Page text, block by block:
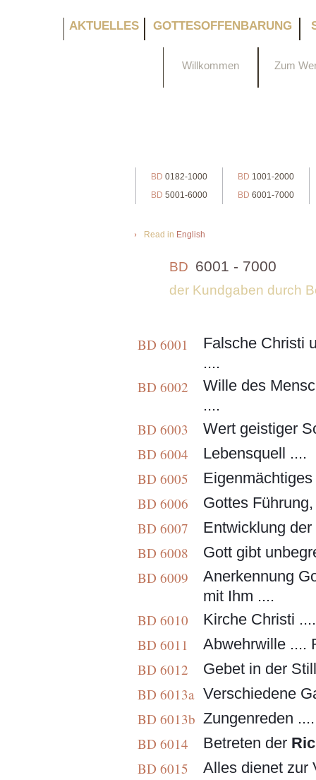
AKTUELLES GOTTESOFFENBARUNG
Willkommen Zum
BD 0182-1000 BD 1001-2000
BD 5001-6000 BD 6001-7000
› Read in English
BD 6001 - 7000
der Kundgaben durch
BD 6001
Falsche Christi
....
BD 6002
Wille des
....
BD 6003
Wert geistiger
BD 6004
Lebensquell ....
BD 6005
BD 6006
Gottes
BD 6007
Entwicklung
BD 6008
Gott gibt
BD 6009
Anerkennung
mit Ihm ....
BD 6010
Kirche Christi ....
BD 6011
Abwehrwille ....
BD 6012
Gebet in der
BD 6013a Verschiedene
BD 6013b Zungenreden
BD 6014
Betreten der
BD 6015
Alles dienet zur